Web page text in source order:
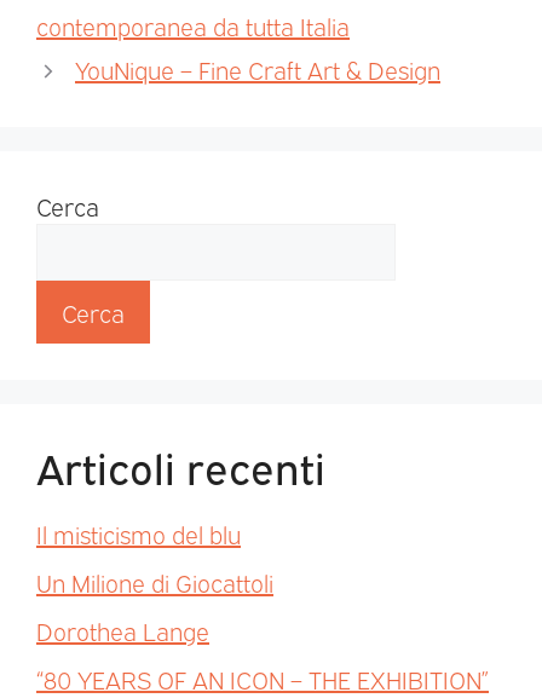
contemporanea da tutta Italia
YouNique – Fine Craft Art & Design
Cerca
Cerca
Articoli recenti
Il misticismo del blu
Un Milione di Giocattoli
Dorothea Lange
“80 YEARS OF AN ICON – THE EXHIBITION”